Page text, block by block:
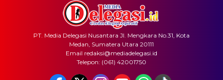
PT. Media Delegasi Nusantara Jl. Mengkara No.31, Kota
Medan, Sumatera Utara 20111
Email redaksi@mediadelegasi.id
Telepon: (061) 42001750